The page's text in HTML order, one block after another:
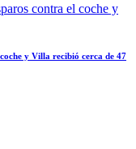
y Villa recibió cerca de 47